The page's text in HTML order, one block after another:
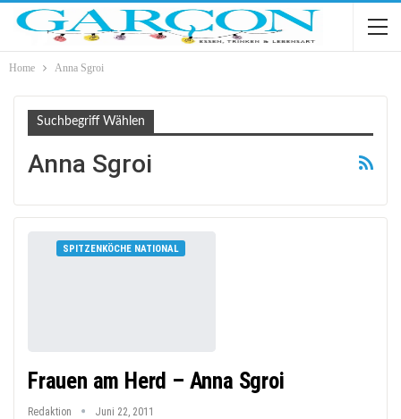
Home Anna Sgroi
Suchbegriff Wählen
Anna Sgroi
SPITZENKÖCHE NATIONAL
Frauen am Herd – Anna Sgroi
Redaktion Juni 22, 2011